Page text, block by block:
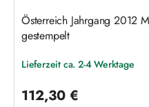
Österreich Jahrgang 2012
gestempelt
Lieferzeit ca. 2-4 Werktage
112,30 €